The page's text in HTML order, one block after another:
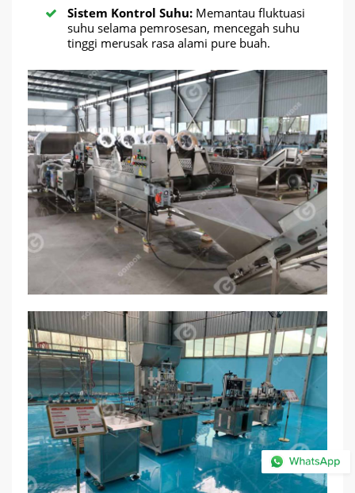
Sistem Kontrol Suhu: Memantau fluktuasi
suhu selama pemrosesan, mencegah suhu
tinggi merusak rasa alami pure buah.